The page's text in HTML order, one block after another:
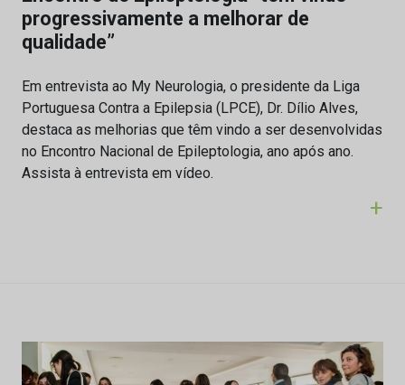
progressivamente a melhorar de
qualidade”
Em entrevista ao My Neurologia, o presidente da Liga
Portuguesa Contra a Epilepsia (LPCE), Dr. Dílio Alves,
destaca as melhorias que têm vindo a ser desenvolvidas
no Encontro Nacional de Epileptologia, ano após ano.
Assista à entrevista em vídeo.
+